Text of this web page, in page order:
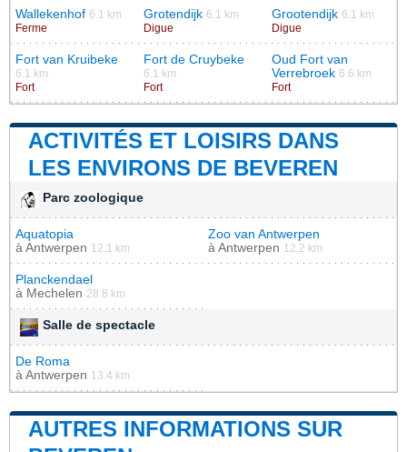
Wallekenhof 6.1 km
Ferme
Grotendijk 6.1 km
Digue
Grootendijk 6.1 km
Digue
Fort van Kruibeke
6.1 km
Fort
Fort de Cruybeke
6.1 km
Fort
Oud Fort van
Verrebroek 6.6 km
Fort
ACTIVITÉS ET LOISIRS DANS
LES ENVIRONS DE BEVEREN
Parc zoologique
Aquatopia
à Antwerpen 12.1 km
Zoo van Antwerpen
à Antwerpen 12.2 km
Planckendael
à Mechelen 28.8 km
Salle de spectacle
De Roma
à Antwerpen 13.4 km
AUTRES INFORMATIONS SUR